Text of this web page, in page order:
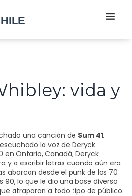
vida y
una canción de Sum 41,
la voz de Deryck
en Ontario, Canadá, Deryck
y a escribir letras cuando aún era
abarcan desde el punk de los 70
90, lo que le dio una base diversa
atraparan a todo tipo de público.